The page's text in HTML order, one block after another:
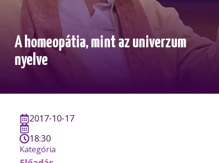
A homeopátia, mint az univerzum
nyelve
2017-10-17
18:30
Kategória